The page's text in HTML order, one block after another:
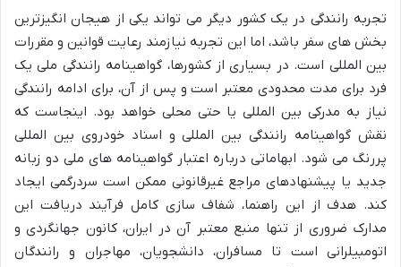
تجربه رانندگی در یک کشور دیگر می تواند یکی از هیجان انگیزترین
بخش های سفر باشد، اما این تجربه نیازمند رعایت قوانین و مقررات
بین المللی است. در بسیاری از کشورها، گواهینامه رانندگی ملی یک
فرد برای مدت محدودی معتبر است و پس از آن، برای ادامه رانندگی
نیاز به مدرکی بین المللی یا حتی محلی خواهد بود. اینجاست که
نقش گواهینامه رانندگی بین المللی و اسناد خودروی بین المللی
پررنگ می شود. ابهاماتی درباره اعتبار گواهینامه های ملی دو زبانه
جدید یا پیشنهادهای مراجع غیرقانونی ممکن است سردرگمی ایجاد
کند. هدف از این راهنما، شفاف سازی کامل فرآیند دریافت این
مدارک ضروری از تنها منبع معتبر آن در ایران، کانون جهانگردی و
اتومبیلرانی است تا مسافران، دانشجویان، مهاجران و رانندگان